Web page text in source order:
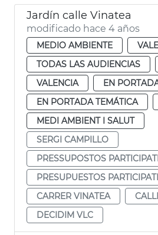
Jardín calle Vinatea
modificado hace 4 años
MEDIO AMBIENTE
TODAS LAS AUDIENCIAS
VALENCIA
EN
EN PORTADA TEMÁTICA
MEDI AMBIENT I SALUT
SERGI CAMPILLO
PRESSUPOSTOS
PRESUPUESTOS
CARRER VINATEA
DECIDIM VLC